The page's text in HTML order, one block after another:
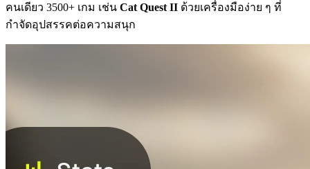
คนเดียว 3500+ เกม เช่น Cat Quest II ด้วยเครื่องมือง่าย ๆ ที่
กำจัดอุปสรรคต่อความสนุก